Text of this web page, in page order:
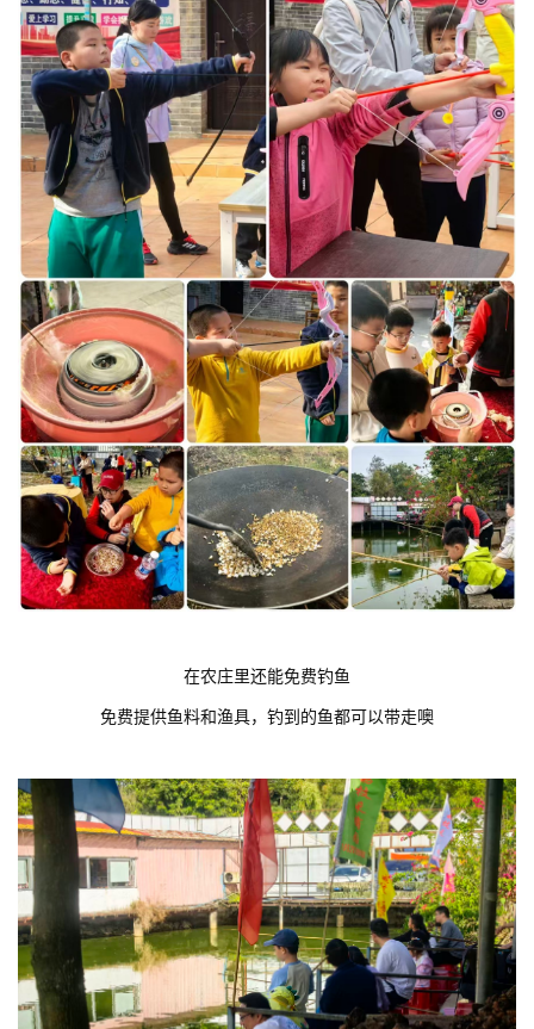
在农庄里还能免费钓鱼
免费提供鱼料和渔具，钓到的鱼都可以带走噢